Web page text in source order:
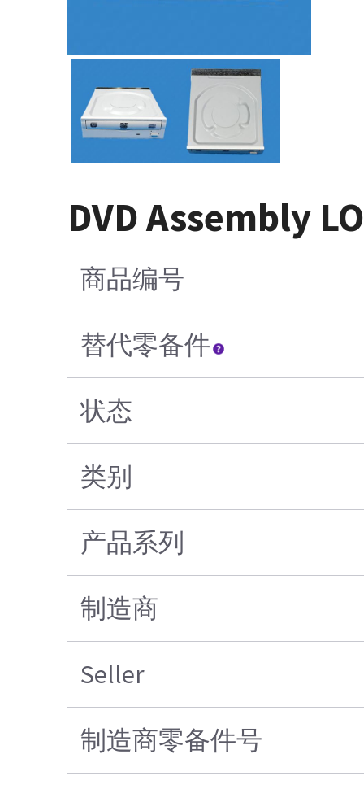
DVD Assembly
商品编号
替代零备件
状态
类别
产品系列
制造商
Seller
制造商零备件号